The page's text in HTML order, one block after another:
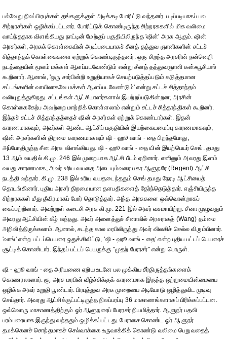
பல்வேறு நிலப்பிரபுக்கள் தங்களுக்குள் அடிக்கடி போரிட்டு வந்தனர். படிப்படியாகப் பல
சிற்றரசர்கள் ஒழிக்கப்பட்டனர். போரிட்டுக் கொண்டிருந்த சிற்றரசுகளில் மிக வலிமை
வாய்ந்ததாக விளங்கியது நாட்டின் மேற்குப் பகுதியிலிருந்த 'ஷின்' அரசு ஆகும். ஷின்
அரசர்கள், அரசுக் கொள்கையின் அடிப்படையாகச் சீனத் தத்துவ ஞானிகளின் சட்டச்
சித்தாந்தக் கொள்கைகளை ஏற்றுக் கொண்டிருந்தனர். ஒரு சிறந்த அரசரின் நன்னெறி
நடத்தையின் மூலம் மக்கள் ஆளப்படவேண்டும் என்று சீனத் தத்துவஞானி கன்ஃபூசியஸ்
கூறினார். ஆனால், 'ஒரு சார்பின்றி உறுதியாகச் செயற்படுத்தப்படும் கடுத்தமான
சட்டங்களின் வாயிலாகவே மக்கள் ஆளப்படவேண்டும்' என்று சட்டச் சித்தாந்தம்
வலியுறுத்துகிறது. சட்டங்கள் ஆட்சியாளர்களால் இயற்றப்படுகின்றன; அரசின்
கொள்கைகேற்ப அவற்றை மாற்றிக் கொள்ளலாம் என்றும் சட்டச் சித்தாந்திகள் கூறினர்.
இந்தச் சட்டச் சித்தாந்தத்தைச் ஷின் அரசர்கள் ஏற்றுக் கொண்டார்கள். இதன்
காரணமாகவும், அவர்கள் ஆண்ட ஆட்சிப் பகுதியின் இயற்கையமைப்பு காரணமாகவும்,
ஷின் அரசர்களின் திறமை காரணமாகவும் ஷி - ஹூ வாங் - தை பிறந்தபோது,
அப்போதிருந்த சீன அரசு விளங்கியது. ஷி - ஹூ வாங் - தை யின் இயற்பெயர் செங். தமது
13 ஆம் வயதில் கி.மு. 246 இல் முறையாக ஆட்சி பீடம் ஏறினார். எனினும் அவரது இளம்
வயது காரணமாக, அவர் உரிய வயதை அடையும்வரை பகர ஆளுநரே (Regent) ஆட்சி
நடத்தி வந்தார். கி.மு. 238 இல் உரிய வயதடைந்ததும் செங் தமது நேரடி ஆட்சியைத்
தொடங்கினார். புதிய அரசர் திறமையான தளபதிகளைத் தேர்ந்தெடுத்தார். எஞ்சியிருந்த
சிற்றரசுகள் மீது தீவிரமாகப் போர் தொடுத்தார். அந்த அரசுகளை ஒவ்வொன்றாகப்
கைப்பற்றினார். அவற்றுள் கடைசி அரசு கி.மு. 221 இல் அவர் வசமாயிற்று. சீனா முழுவதும்
அவரது ஆட்சியின் கீழ் வந்தது. அவர் அனைத்துச் சீனாவில் அரசராகத் (Wang) தம்மை
அறிவித்திருக்கலாம். ஆனால், கடந்த கால மரபிலிருந்து அவர் விலகிச் செல்ல விரும்பினார்.
'வாங்' என்ற பட்டப்பெயரை ஒதுக்கிவிட்டு, 'ஷி - ஹூ வாங் - தை' என்ற புதிய பட்டப் பெயரைச்
சூட்டிக் கொண்டார். இந்தப் பட்டப் பெயருக்கு "முதற் பேரரசர்" என்று பொருள்.
ஷி - ஹூ வாங் - தை அரியணை ஏறிய உடனே பல முக்கிய சீர்திருத்தங்களைக்
கொணரலானார். சூ அரச மரபின் வீழ்ச்சிக்குக் காரணமாக இருந்த ஒற்றுமையின்மையை
ஒழிக்க அவர் உறுதி பூண்டார். பிரபுத்துவ அரசு முறையை அடியோடு ஒழித்துவிட முடிவு
செய்தார். அவரது ஆட்சிக்குட்பட்டிருந்த நிலப்பரப்பு 36 மாகாணங்களாகப் பிரிக்கப்பட்டன.
ஒவ்வொரு மாகாணத்திற்கும் ஓர் ஆளுநரைப் பேரரசர் நியமித்தார். ஆளுநர் பதவி
பரம்பரையாக இருந்து வந்ததும் ஒழிக்கப்பட்டது. பேராசை கொண்ட ஓர் ஆளுநர்
தமக்கெனச் சொந்தமாகச் செல்வாக்கை உருவாக்கிக் கொண்டு வலிமை பெறுவதைத்